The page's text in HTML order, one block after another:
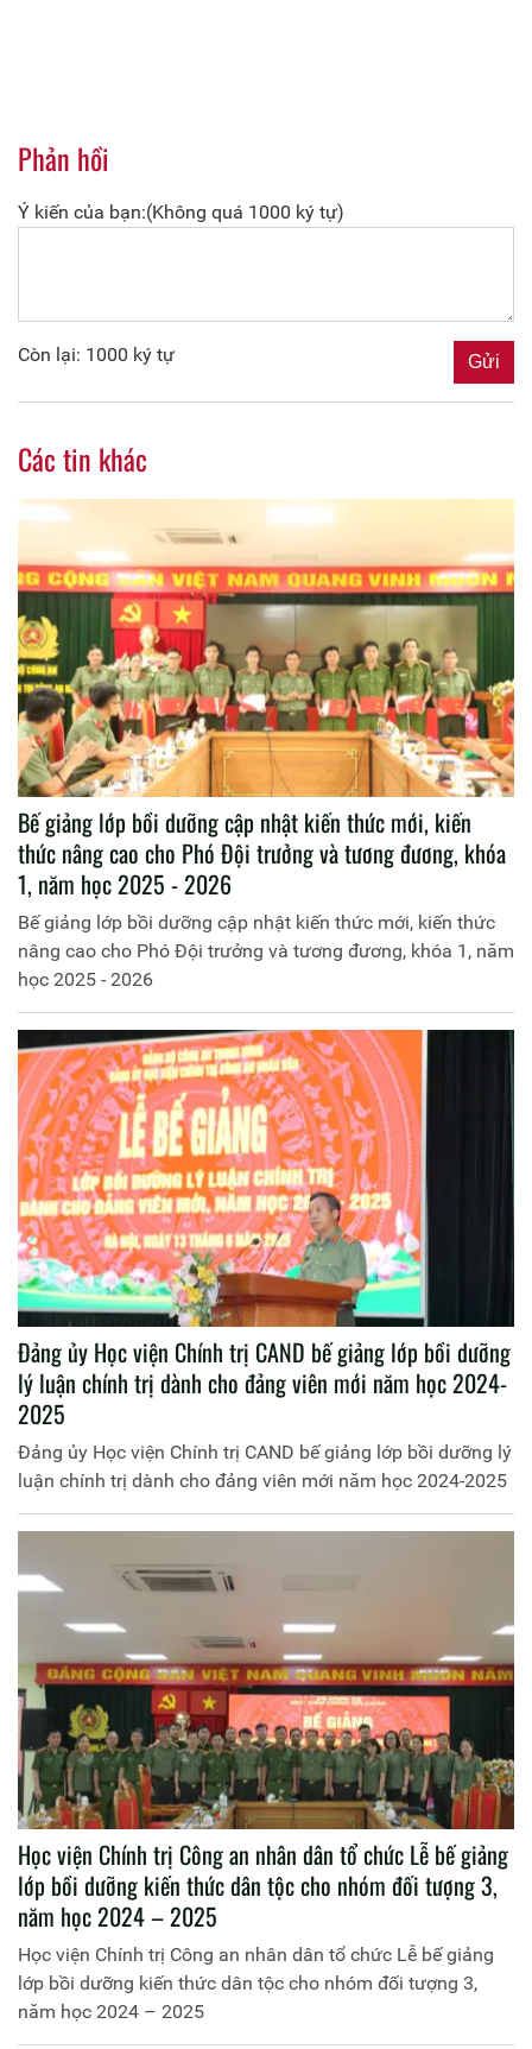
Phản hồi
Ý kiến của bạn:(Không quá 1000 ký tự)
Còn lại: 1000 ký tự
Các tin khác
Bế giảng lớp bồi dưỡng cập nhật kiến thức mới, kiến
thức nâng cao cho Phó Đội trưởng và tương đương, khóa
1, năm học 2025 - 2026
Bế giảng lớp bồi dưỡng cập nhật kiến thức mới, kiến thức
nâng cao cho Phó Đội trưởng và tương đương, khóa 1, năm
học 2025 - 2026
Đảng ủy Học viện Chính trị CAND bế giảng lớp bồi dưỡng
lý luận chính trị dành cho đảng viên mới năm học 2024-
2025
Đảng ủy Học viện Chính trị CAND bế giảng lớp bồi dưỡng lý
luận chính trị dành cho đảng viên mới năm học 2024-2025
Học viện Chính trị Công an nhân dân tổ chức Lễ bế giảng
lớp bồi dưỡng kiến thức dân tộc cho nhóm đối tượng 3,
năm học 2024 – 2025
Học viện Chính trị Công an nhân dân tổ chức Lễ bế giảng
lớp bồi dưỡng kiến thức dân tộc cho nhóm đối tượng 3,
năm học 2024 – 2025